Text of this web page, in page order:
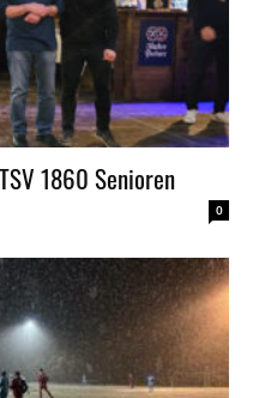
1860 Senioren
0